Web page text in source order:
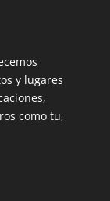
y lugares
como tu,